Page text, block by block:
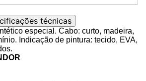
técnicas
especial. Cabo: curto, madeira,
Indicação de pintura: tecido, EVA,